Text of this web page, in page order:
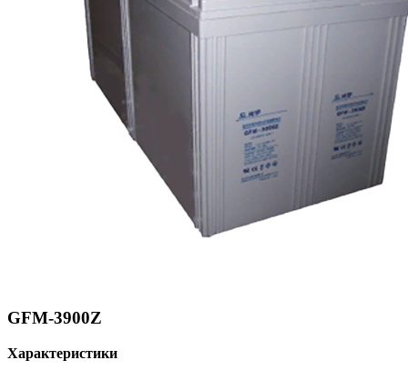
GFM-3900Z
Характеристики